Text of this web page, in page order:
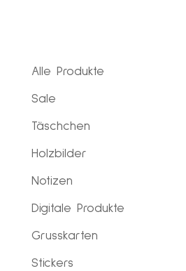
Alle Produkte
Sale
Täschchen
Holzbilder
Notizen
Digitale Produkte
Grusskarten
Stickers